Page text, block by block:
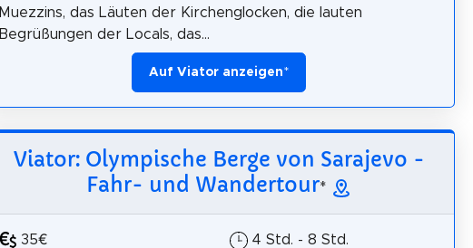
Muezzins, das Läuten der Kirchenglocken, die lauten
Begrüßungen der Locals, das...
Auf Viator anzeigen*
Viator: Olympische Berge von Sarajevo -
Fahr- und Wandertour*
35€ 4 Std. - 8 Std.